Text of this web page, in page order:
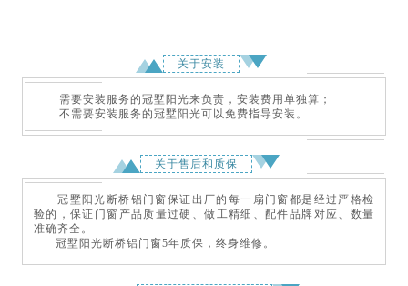
关于安装
需要安装服务的冠墅阳光来负责，安装费用单独算；
不需要安装服务的冠墅阳光可以免费指导安装。‍
关于售后和质保
冠墅阳光断桥铝门窗保证出厂的每一扇门窗都是经过严格检
验的，保证门窗产品质量过硬、做工精细、配件品牌对应、数量
准确齐全。
冠墅阳光断桥铝门窗5年质保，终身维修。‍